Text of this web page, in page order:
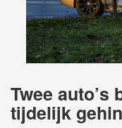
Twee auto’s
tijdelijk